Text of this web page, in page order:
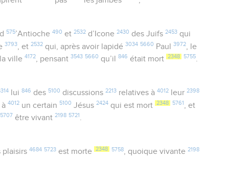
d 575’Antioche 490 et 2532d’Icone 2430 des Juifs 2453qui
3793 , et2532 qui, après avoir lapidé3034 5660 Paul3972
, le
ville4172, pensant3543 5660 qu’il846 était mort 2348 5755.
lui 846 des 5100 discussions 2213relatives à 4012leur 2398
à4012 un certain 5100 Jésus2424 qui est mort 2348 5761
, et
5707 être vivant2198 5721 .
plaisirs 4684 5723est morte 2348 5758, quoique vivante 2198